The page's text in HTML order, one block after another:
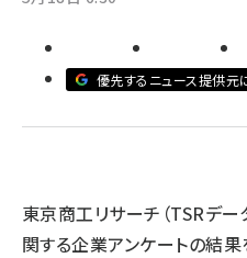
meo (1281)
優先するニュース提供元
東京商工リサーチ（TSRデータ
関する企業アンケートの結果